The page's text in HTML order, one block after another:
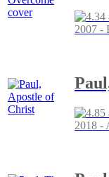
2007 -
2018 -